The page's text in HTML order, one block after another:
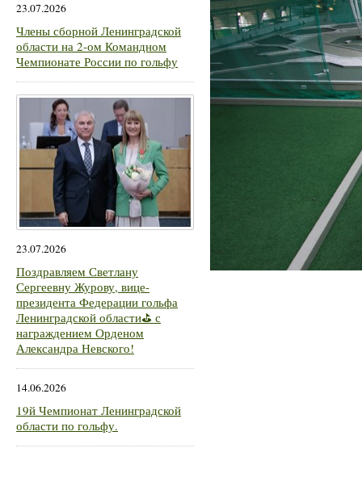
23.07.2026
Члены сборной Ленинградской
области на 2-ом Командном
Чемпионате России по гольфу
23.07.2026
Поздравляем Светлану
Сергеевну Журову, вице-
президента Федерации гольфа
Ленинградской области⛳ с
награждением Орденом
Александра Невского!
14.06.2026
19й Чемпионат Ленинградской
области по гольфу.